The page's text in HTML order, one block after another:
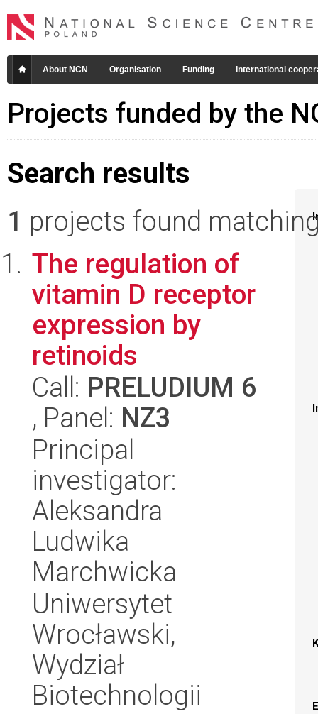
About NCN Organisation Funding International
Projects funded by the
Search results
1 projects found
The regulation of
vitamin D receptor
expression by
retinoids
Call: PRELUDIUM 6
, Panel: NZ3
Principal
investigator:
Aleksandra
Ludwika
Marchwicka
Uniwersytet
Wrocławski,
Wydział
Biotechnologii